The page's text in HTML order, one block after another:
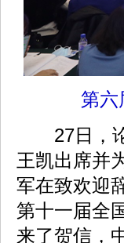
第六
27日，论
王凯出席并
军在致欢迎
第十一届全
来了贺信，